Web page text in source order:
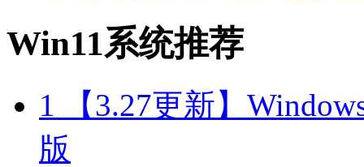
Win11系统推荐
1
【3.27更新】
版